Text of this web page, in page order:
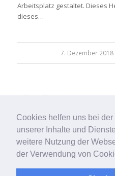
Cookies helfen uns bei
unserer Inhalte und
weitere Nutzung der
der Verwendung von
Arbeitsplatz gestaltet. Dieses
dieses…
7. Dezember 2018
/
© Copyright - 123effizientdabei -